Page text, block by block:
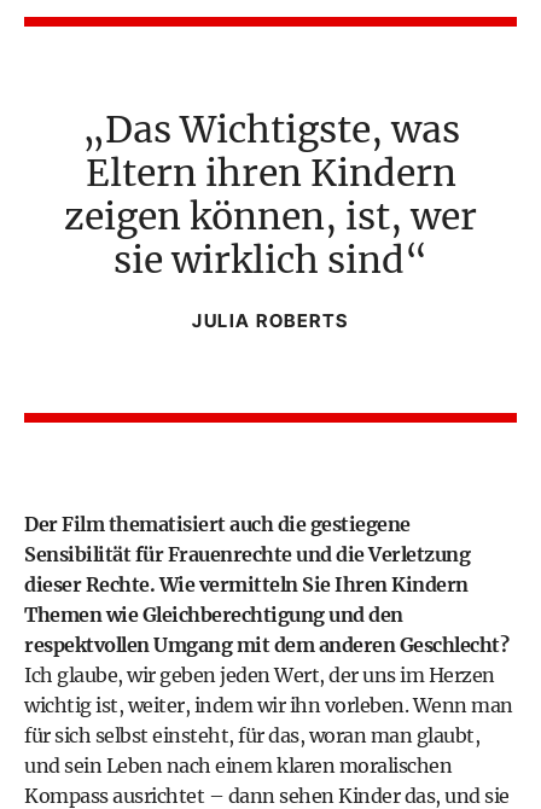
Das Wichtigste, was
Eltern ihren Kindern
zeigen können, ist, wer
sie wirklich sind
JULIA ROBERTS
Der Film thematisiert auch die gestiegene
Sensibilität für Frauenrechte und die Verletzung
dieser Rechte. Wie vermitteln Sie Ihren Kindern
Themen wie Gleichberechtigung und den
respektvollen Umgang mit dem anderen Geschlecht?
Ich glaube, wir geben jeden Wert, der uns im Herzen
wichtig ist, weiter, indem wir ihn vorleben. Wenn man
für sich selbst einsteht, für das, woran man glaubt,
und sein Leben nach einem klaren moralischen
Kompass ausrichtet – dann sehen Kinder das, und sie